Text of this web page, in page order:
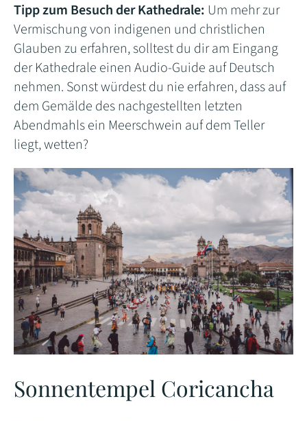
Tipp zum Besuch der Kathedrale: Um mehr zur
Vermischung von indigenen und christlichen
Glauben zu erfahren, solltest du dir am Eingang
der Kathedrale einen Audio-Guide auf Deutsch
nehmen. Sonst würdest du nie erfahren, dass auf
dem Gemälde des nachgestellten letzten
Abendmahls ein Meerschwein auf dem Teller
liegt, wetten?
Sonnentempel Coricancha